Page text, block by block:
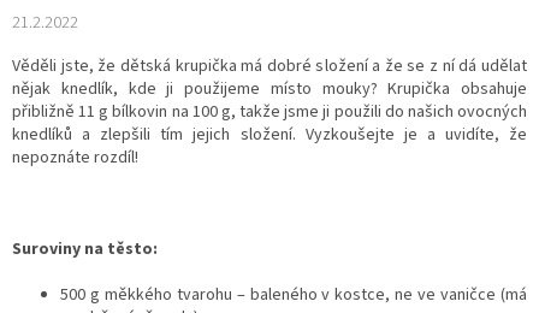
21.2.2022
Věděli jste, že dětská krupička má dobré složení a že se z ní dá udělat
nějak knedlík, kde ji použijeme místo mouky? Krupička obsahuje
přibližně 11 g bílkovin na 100 g, takže jsme ji použili do našich ovocných
knedlíků a zlepšili tím jejich složení. Vyzkoušejte je a uvidíte, že
nepoznáte rozdíl!
Suroviny na těsto:
500 g měkkého tvarohu – baleného v kostce, ne ve vaničce (má